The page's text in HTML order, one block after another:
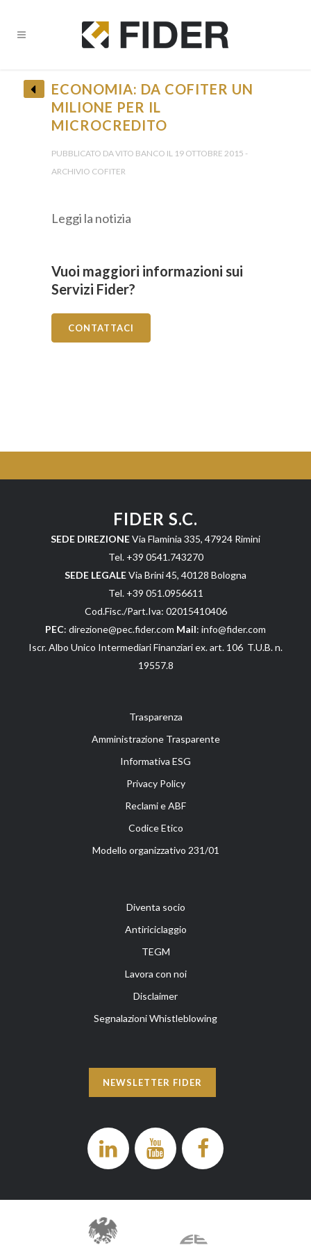
ECONOMIA: DA COFITER UN
MILIONE PER IL
MICROCREDITO
PUBBLICATO DA VITO BANCO IL 19 OTTOBRE 2015 -
ARCHIVIO COFITER
Leggi la notizia
Vuoi maggiori informazioni sui
Servizi Fider?
CONTATTACI
FIDER S.C.
SEDE DIREZIONEVia Flaminia 335, 47924 Rimini
Tel. +39 0541.743270
SEDE LEGALEVia Brini 45, 40128 Bologna
Tel. +39 051.0956611
Cod.Fisc./Part.Iva: 02015410406
PEC: direzione@pec.fider.com Mail: info@fider.com
Iscr. Albo Unico Intermediari Finanziari ex. art. 106 T.U.B. n.
19557.8
Trasparenza
Amministrazione Trasparente
Informativa ESG
Privacy Policy
Reclami e ABF
Codice Etico
Modello organizzativo 231/01
Diventa socio
Antiriciclaggio
TEGM
Lavora con noi
Disclaimer
Segnalazioni Whistleblowing
NEWSLETTER FIDER